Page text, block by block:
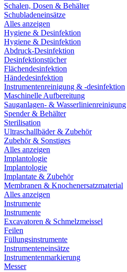
Schalen, Dosen & Behälter
Schubladeneinsätze
Alles anzeigen
Hygiene & Desinfektion
Hygiene & Desinfektion
Abdruck-Desinfektion
Desinfektionstücher
Flächendesinfektion
Händedesinfektion
Instrumentenreinigung & -desinfektion
Maschinelle Aufbereitung
Sauganlagen- & Wasserlinienreinigung
Spender & Behälter
Sterilisation
Ultraschallbäder & Zubehör
Zubehör & Sonstiges
Alles anzeigen
Implantologie
Implantologie
Implantate & Zubehör
Membranen & Knochenersatzmaterial
Alles anzeigen
Instrumente
Instrumente
Excavatoren & Schmelzmeissel
Feilen
Füllungsinstrumente
Instrumenteneinsätze
Instrumentenmarkierung
Messer